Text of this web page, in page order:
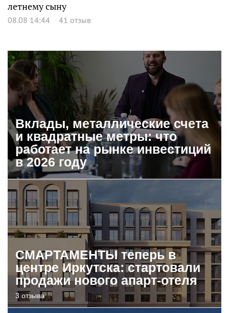
летнему сыну
08.08 14:44 41 отзыв
Вклады, металлические счета
и квадратные метры: что
работает на рынке инвестиций
в 2026 году
СМАРТАМЕНТЫ теперь в
центре Иркутска: стартовали
продажи нового апарт-отеля
3 отзыва